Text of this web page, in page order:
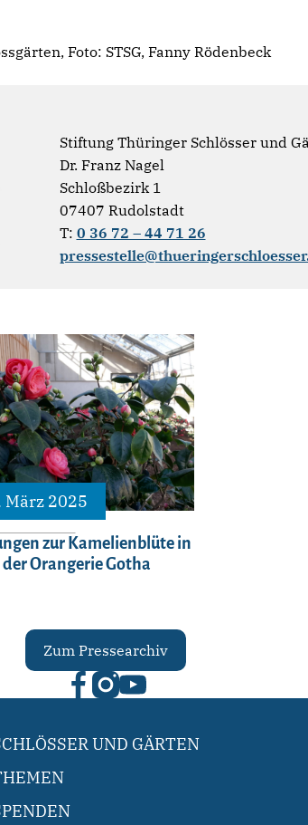
Foto: STSG, Fanny Rödenbeck
Stiftung Thüringer Schlösser und
Dr. Franz Nagel
Schloßbezirk 1
07407 Rudolstadt
T: 0 36 72 – 44 71 26
März 2025
zur Kamelienblüte in
der Orangerie Gotha
Zum Pressearchiv
UND GÄRTEN